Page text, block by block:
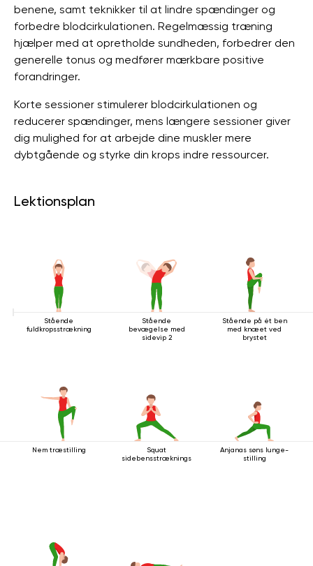
benene, samt teknikker til at lindre spændinger og
forbedre blodcirkulationen. Regelmæssig træning
hjælper med at opretholde sundheden, forbedrer den
generelle tonus og medfører mærkbare positive
forandringer.
Korte sessioner stimulerer blodcirkulationen og
reducerer spændinger, mens længere sessioner giver
dig mulighed for at arbejde dine muskler mere
dybtgående og styrke din krops indre ressourcer.
Lektionsplan
Stående
fuldkropsstrækning
Stående
bevægelse med
sidevip 2
Stående på ét ben
med knæet ved
brystet
Nem træstilling
Squat
sidebensstrækningsstilling
Anjanas søns lunge-
stilling